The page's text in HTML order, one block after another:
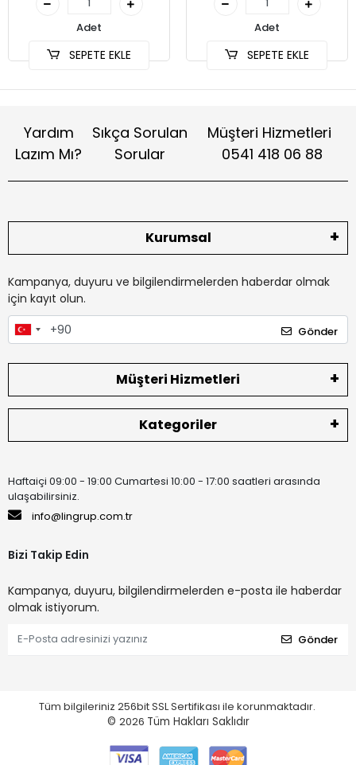
Adet
SEPETE EKLE
Adet
SEPETE EKLE
Yardım
Lazım Mı?
Sıkça Sorulan
Sorular
Müşteri Hizmetleri
0541 418 06 88
Kurumsal
Kampanya, duyuru ve bilgilendirmelerden haberdar olmak
için kayıt olun.
Gönder
Müşteri Hizmetleri
Kategoriler
Haftaiçi 09:00 - 19:00 Cumartesi 10:00 - 17:00 saatleri arasında
ulaşabilirsiniz.
info@lingrup.com.tr
Bizi Takip Edin
Kampanya, duyuru, bilgilendirmelerden e-posta ile haberdar
olmak istiyorum.
Gönder
Tüm bilgileriniz 256bit SSL Sertifikası ile korunmaktadır.
© 2026 Tüm Hakları Saklıdır